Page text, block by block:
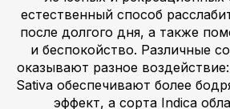
естественный способ
после долгого дня, а также
и беспокойство. Различные
оказывают разное
Sativa обеспечивают более
эффект, а сорта Indica